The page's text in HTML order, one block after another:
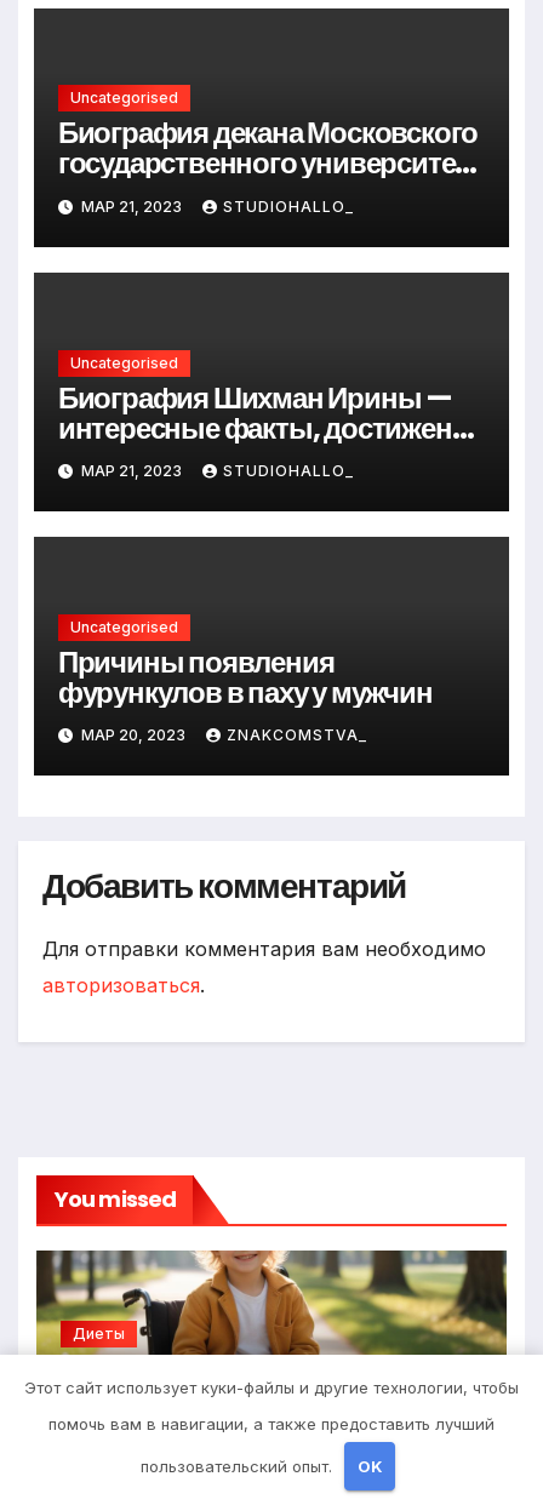
Uncategorised
Биография декана Московского
государственного университета
Андрея Сидорова — от студента
до руководителя
МАР 21, 2023 STUDIOHALLO_
Uncategorised
Биография Шихман Ирины —
интересные факты, достижения
и путь к успеху
МАР 21, 2023 STUDIOHALLO_
Uncategorised
Причины появления
фурункулов в паху у мужчин
МАР 20, 2023 ZNAKCOMSTVA_
Добавить комментарий
Для отправки комментария вам необходимо
авторизоваться.
You missed
Диеты
Детские инвалидные кресла-
коляски с ручным приводом
STUDIOHALLO_
Этот сайт использует куки-файлы и другие технологии, чтобы
помочь вам в навигации, а также предоставить лучший
пользовательский опыт. OK